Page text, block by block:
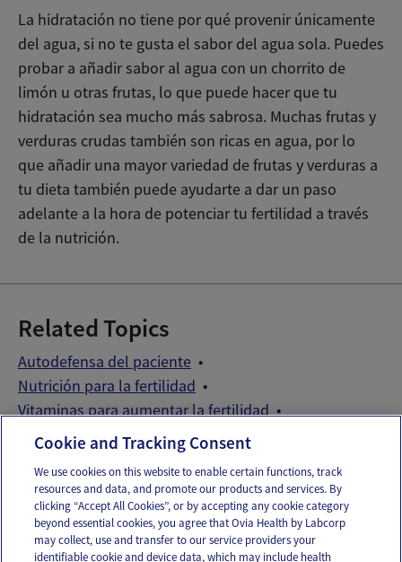
La hidratación no tiene por qué provenir únicamente
del agua, si no te gusta el sabor del agua sola. Puedes
probar a añadir sabor al agua con un chorrito de
limón u otras frutas, lo que puede hacer que tu
hidratación sea mucho más sabrosa. Muchas frutas y
verduras crudas también son ricas en agua, por lo
que añadir una mayor variedad de frutas y verduras a
tu dieta también puede ayudarte a dar un paso
adelante a la hora de potenciar tu fertilidad a través
de la nutrición.
Related Topics
Autodefensa del paciente
Nutrición para la fertilidad
Vitaminas para aumentar la fertilidad
Vitaminas preconcepcionales
Email Text
Cookie and Tracking Consent
We use cookies on this website to enable certain functions, track
resources and data, and promote our products and services. By
clicking “Accept All Cookies”, or by accepting any cookie category
beyond essential cookies, you agree that Ovia Health by Labcorp
may collect, use and transfer to our service providers your
identifiable cookie and device data, which may include health